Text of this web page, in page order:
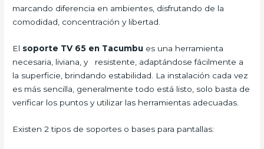
marcando diferencia en ambientes, disfrutando de la
comodidad, concentración y libertad.
El soporte TV 65 en Tacumbu es una herramienta
necesaria, liviana, y resistente, adaptándose fácilmente a
la superficie, brindando estabilidad. La instalación cada vez
es más sencilla, generalmente todo está listo, solo basta de
verificar los puntos y utilizar las herramientas adecuadas.
Existen 2 tipos de soportes o bases para pantallas: